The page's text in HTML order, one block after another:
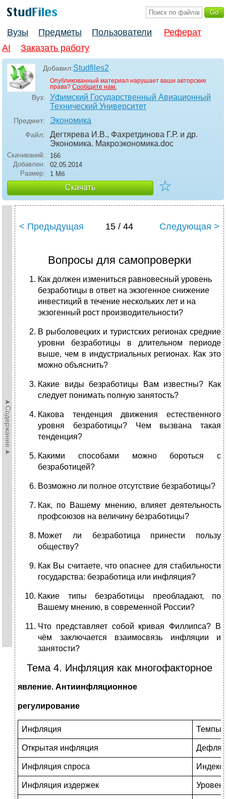
Вузы Предметы Пользователи
Реферат
AI
Заказать работу
Добавил:Studfiles2
Опубликованный материал нарушает ваши авторские
права? Сообщите нам.
Вуз:
Уфимский Государственный Авиационный
Технический Университет
Предмет: Экономика
Файл:
Дегтярева И.В., Фахретдинова Г.Р. и др.
Экономика. Макроэкономика.doc
Скачиваний:
166
Добавлен:
02.05.2014
Размер:
1 Мб
Скачать ☆
►Содержание►
< Предыдущая 15 / 44 Следующая >
Вопросы для самопроверки
Как должен измениться равновесный уровень
безработицы в ответ на экзогенное снижение
инвестиций в течение нескольких лет и на
экзогенный рост производительности?
В рыболовецких и туристских регионах средние
уровни безработицы в длительном периоде
выше, чем в индустриальных регионах. Как это
можно объяснить?
Какие виды безработицы Вам известны? Как
следует понимать полную занятость?
Какова тенденция движения естественного
уровня безработицы? Чем вызвана такая
тенденция?
Какими способами можно бороться с
безработицей?
Возможно ли полное отсутствие безработицы?
Как, по Вашему мнению, влияет деятельность
профсоюзов на величину безработицы?
Может ли безработица принести пользу
обществу?
Как Вы считаете, что опаснее для стабильности
государства: безработица или инфляция?
Какие типы безработицы преобладают, по
Вашему мнению, в современной России?
Что представляет собой кривая Филлипса? В
чём заключается взаимосвязь инфляции и
занятости?
Тема 4. Инфляция как многофакторное
явление. Антиинфляционное
регулирование
Инфляция Темпы
Открытая инфляция
Инфляция спроса Индекс
Инфляция издержек